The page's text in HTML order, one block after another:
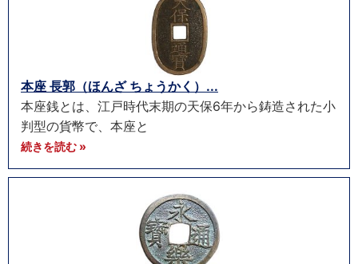
本座 長郭（ほんざ ちょうかく）...
本座銭とは、江戸時代末期の天保6年から鋳造された小
判型の貨幣で、本座と
続きを読む »